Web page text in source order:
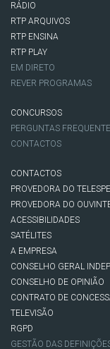
RÁDIO
RTP ARQUIVOS
RTP ENSINA
RTP PLAY
EM DIRETO
REVER PROGRAMAS
CONCURSOS
PERGUNTAS
CONTACTOS
CONTACTOS
PROVEDORA DO
PROVEDORA DO
ACESSIBILIDADES
SATÉLITES
A EMPRESA
CONSELHO GERAL
CONSELHO DE OPINIÃO
CONTRATO DE
TELEVISÃO
RGPD
GESTÃO DAS